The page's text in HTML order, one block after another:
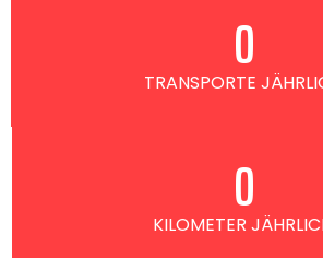
TRANSPORTE
0
KILOMETER
0